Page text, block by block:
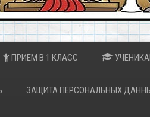
ПРИЕМ В 1 КЛАСС
ЗАЩИТА ПЕРСОНАЛЬНЫХ